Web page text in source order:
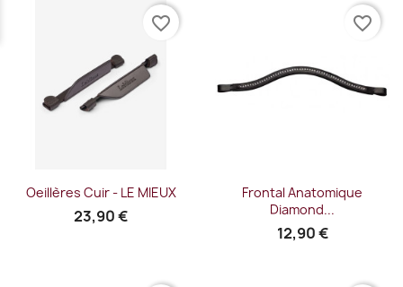
Oeillères Cuir - LE MIEUX
23,90 €
favorite_border
Frontal Anatomique
Diamond...
12,90 €
favorite_border